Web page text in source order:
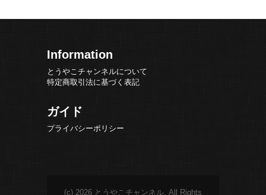
Information
とうやこチャンネルについて
特定商取引法に基づく表記
ガイド
プライバシーポリシー
(c) 2026 とうやこチャンネル. All Rights